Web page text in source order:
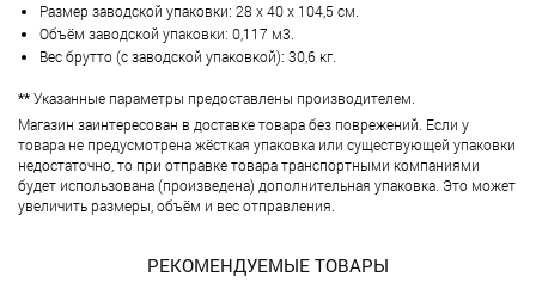
Размер заводской упаковки: 28 х 40 х 104,5 см.
Объём заводской упаковки: 0,117 м3.
Вес брутто (с заводской упаковкой): 30,6 кг.
**Указанные параметры предоставлены производителем.
Магазин заинтересован в доставке товара без поврежений. Если у
товара не предусмотрена жёсткая упаковка или существующей упаковки
недостаточно, то при отправке товара транспортными компаниями
будет использована (произведена) дополнительная упаковка. Это может
увеличить размеры, объём и вес отправления.
РЕКОМЕНДУЕМЫЕ ТОВАРЫ